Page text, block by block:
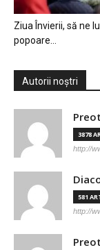
Ziua Învierii, să ne
popoare…
Autorii noștri
3878
http://
581
http://